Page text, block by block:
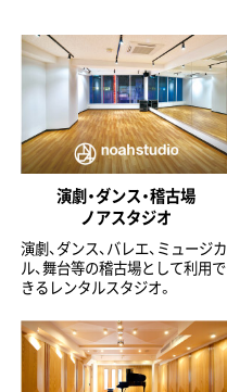
演劇・ダンス・稽古場
ノアスタジオ
演劇、ダンス、バレエ、ミュージカ
ル、舞台等の稽古場として利用で
きるレンタルスタジオ。